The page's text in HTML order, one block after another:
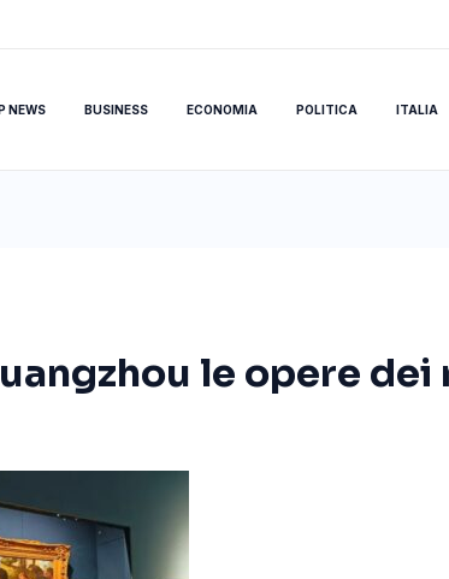
NEWS BUSINESS ECONOMIA POLITICA ITALIA
le opere